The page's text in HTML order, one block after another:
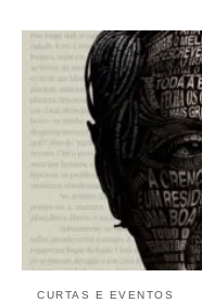
CURTAS E EVENTOS